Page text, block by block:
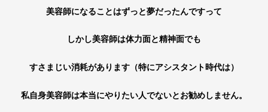
美容師になることはずっと夢だったんですって
しかし美容師は体力面と精神面でも
すさまじい消耗があります（特にアシスタント時代は）
私自身美容師は本当にやりたい人でないとお勧めしません。